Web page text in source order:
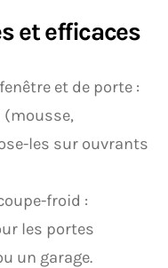
et efficaces
et de porte :
(mousse,
les sur ouvrants
froid :
les portes
un garage.